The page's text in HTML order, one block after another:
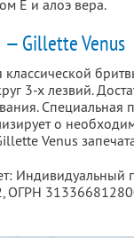
Е и алоэ вера.
— Gillette Venus
3-х лезвий.
Специальная
о
Venus
, ОГРН